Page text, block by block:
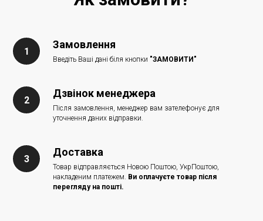
Замовлення
Введіть Ваші дані біля кнопки "ЗАМОВИТИ"
Дзвінок менеджера
Після замовлення, менеджер вам зателефонує для
уточнення даних відправки.
Доставка
Товар відправляється Новою Поштою, УкрПоштою,
накладеним платежем. Ви оплачуєте товар після
перегляду на пошті.